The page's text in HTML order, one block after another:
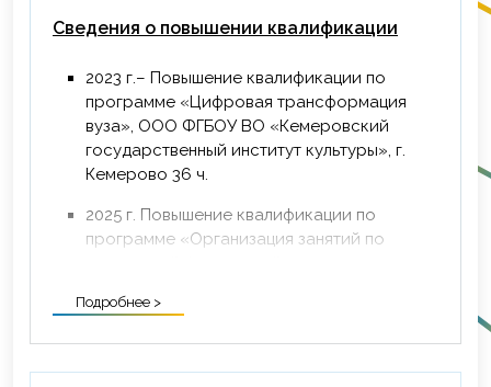
Сведения о повышении квалификации
2023 г.– Повышение квалификации по
программе «Цифровая трансформация
вуза», ООО ФГБОУ ВО «Кемеровский
государственный институт культуры», г.
Кемерово 36 ч.
2025 г. Повышение квалификации по
программе «Организация занятий по
возможностями здоровья и инвалидов»,
Подробнее >